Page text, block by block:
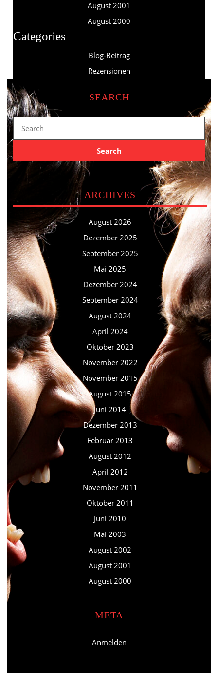
August 2001
August 2000
Categories
Blog-Beitrag
Rezensionen
SEARCH
Search
for:
ARCHIVES
August 2026
Dezember 2025
September 2025
Mai 2025
Dezember 2024
September 2024
August 2024
April 2024
Oktober 2023
November 2022
November 2015
August 2015
Juni 2014
Dezember 2013
Februar 2013
August 2012
April 2012
November 2011
Oktober 2011
Juni 2010
Mai 2003
August 2002
August 2001
August 2000
META
Anmelden